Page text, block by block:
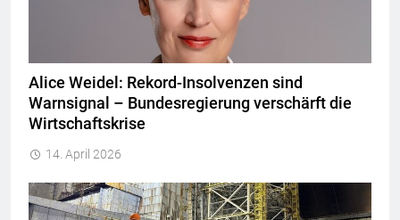
Alice Weidel: Rekord-Insolvenzen sind
Warnsignal – Bundesregierung verschärft die
Wirtschaftskrise
14. April 2026